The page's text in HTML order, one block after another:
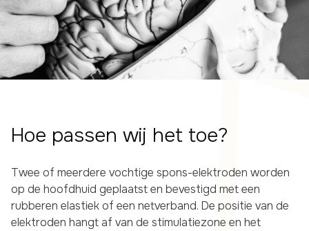
Hoe passen wij het toe?
Twee of meerdere vochtige spons-elektroden worden
op de hoofdhuid geplaatst en bevestigd met een
rubberen elastiek of een netverband. De positie van de
elektroden hangt af van de stimulatiezone en het